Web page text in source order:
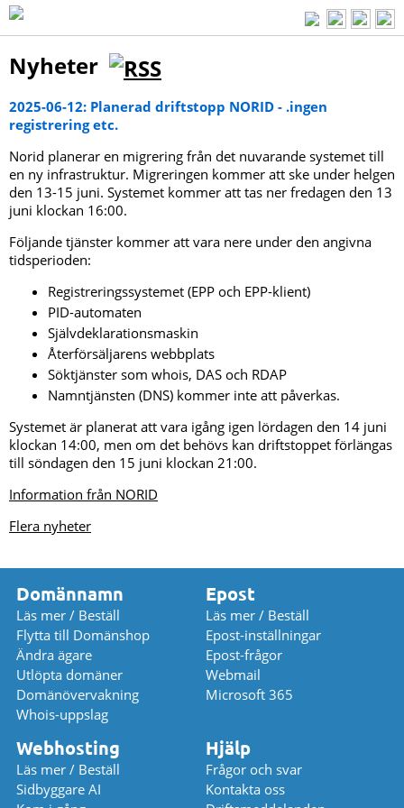
Nyheter
2025-06-12: Planerad driftstopp NORID - .ingen
registrering etc.
Norid planerar en migrering från det nuvarande systemet till
en ny infrastruktur. Migreringen kommer att ske under helgen
den 13-15 juni. Systemet kommer att tas ner fredagen den 13
juni klockan 16:00.
Följande tjänster kommer att vara nere under den angivna
tidsperioden:
Registreringssystemet (EPP och EPP-klient)
PID-automaten
Självdeklarationsmaskin
Återförsäljarens webbplats
Söktjänster som whois, DAS och RDAP
Namntjänsten (DNS) kommer inte att påverkas.
Systemet är planerat att vara igång igen lördagen den 14 juni
klockan 14:00, men om det behövs kan driftstoppet förlängas
till söndagen den 15 juni klockan 21:00.
Information från NORID
Flera nyheter
Domännamn
Läs mer / Beställ
Flytta till Domänshop
Ändra ägare
Utlöpta domäner
Domänövervakning
Whois-uppslag
Epost
Läs mer / Beställ
Epost-inställningar
Epost-frågor
Webmail
Microsoft 365
Webhosting
Läs mer / Beställ
Sidbyggare AI
Hjälp
Frågor och svar
Kontakta oss